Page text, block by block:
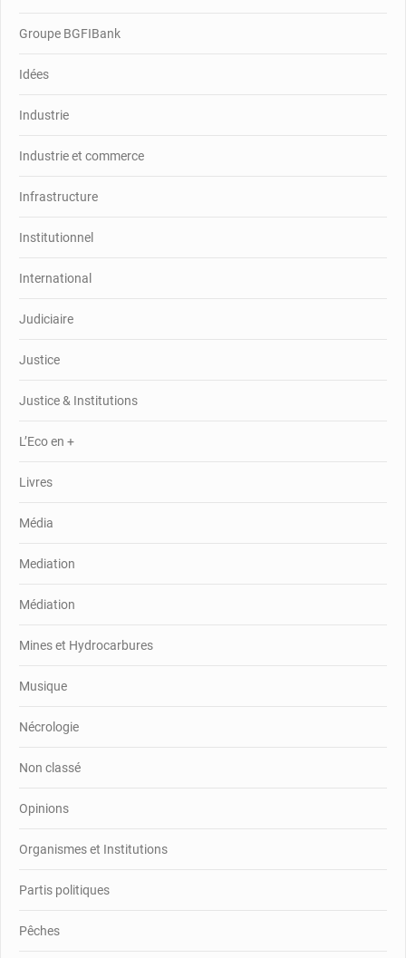
Groupe BGFIBank
Idées
Industrie
Industrie et commerce
Infrastructure
Institutionnel
International
Judiciaire
Justice
Justice & Institutions
L’Eco en +
Livres
Média
Mediation
Médiation
Mines et Hydrocarbures
Musique
Nécrologie
Non classé
Opinions
Organismes et Institutions
Partis politiques
Pêches